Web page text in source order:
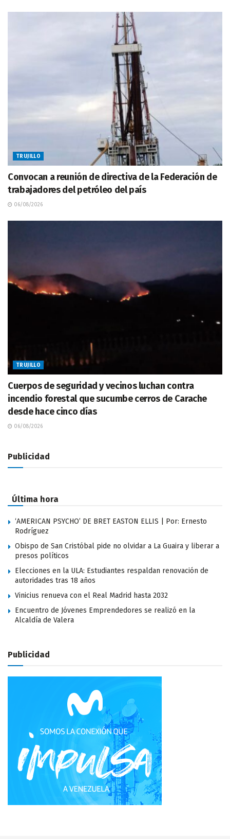
TRUJILLO
Convocan a reunión de directiva de la Federación de
trabajadores del petróleo del país
06/08/2026
TRUJILLO
Cuerpos de seguridad y vecinos luchan contra
incendio forestal que sucumbe cerros de Carache
desde hace cinco días
06/08/2026
Publicidad
Última hora
‘AMERICAN PSYCHO’ DE BRET EASTON ELLIS | Por: Ernesto
Rodríguez
Obispo de San Cristóbal pide no olvidar a La Guaira y liberar a
presos políticos
Elecciones en la ULA: Estudiantes respaldan renovación de
autoridades tras 18 años
Vinicius renueva con el Real Madrid hasta 2032
Encuentro de Jóvenes Emprendedores se realizó en la
Alcaldía de Valera
Publicidad